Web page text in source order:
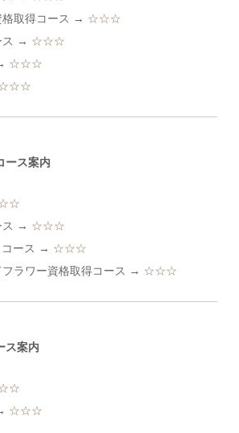
格取得コース → ☆☆☆
ス → ☆☆☆
☆☆☆
ース案内
ス → ☆☆☆
コース → ☆☆☆
フラワー資格取得コース → ☆☆☆
ス案内
☆☆☆